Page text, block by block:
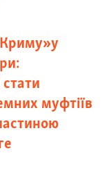
у
стати
муфтіїв